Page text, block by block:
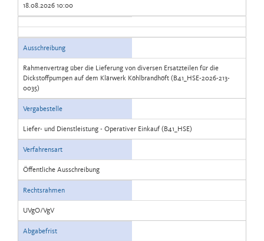
18.08.2026 10:00
Ausschreibung
Rahmenvertrag über die Lieferung von diversen Ersatzteilen für die
Dickstoffpumpen auf dem Klärwerk Köhlbrandhöft (B41_HSE-2026-213-
0035)
Vergabestelle
Liefer- und Dienstleistung - Operativer Einkauf (B41_HSE)
Verfahrensart
Öffentliche Ausschreibung
Rechtsrahmen
UVgO/VgV
Abgabefrist